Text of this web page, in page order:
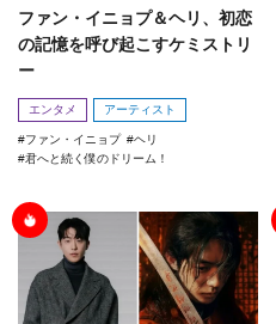
ファン・イニョプ＆ヘリ、初恋
の記憶を呼び起こすケミストリ
ー
エンタメ アーティスト
ファン・イニョプ
ヘリ
君へと続く僕のドリーム！